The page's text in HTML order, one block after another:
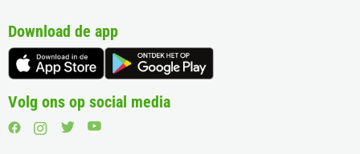
Download de app
Volg ons op social media